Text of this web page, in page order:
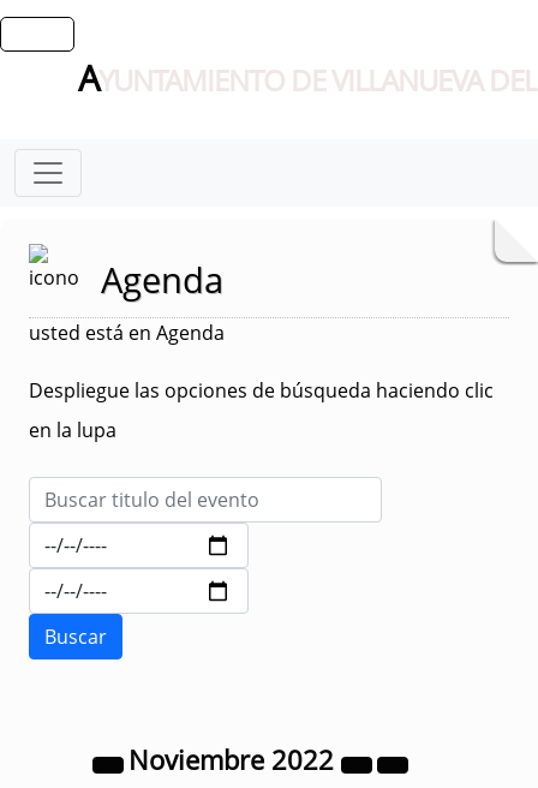
AYUNTAMIENTO DE VILLANUEVA
Agenda
usted está en Agenda
Despliegue las opciones de búsqueda haciendo clic
en la lupa
Noviembre 2022